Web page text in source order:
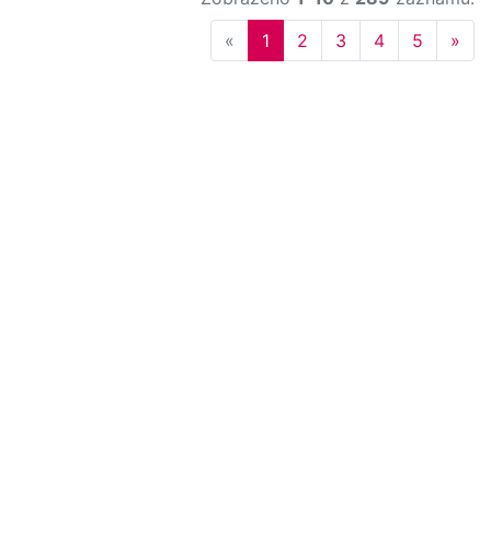
« Previous
1 2 3 4 5 »